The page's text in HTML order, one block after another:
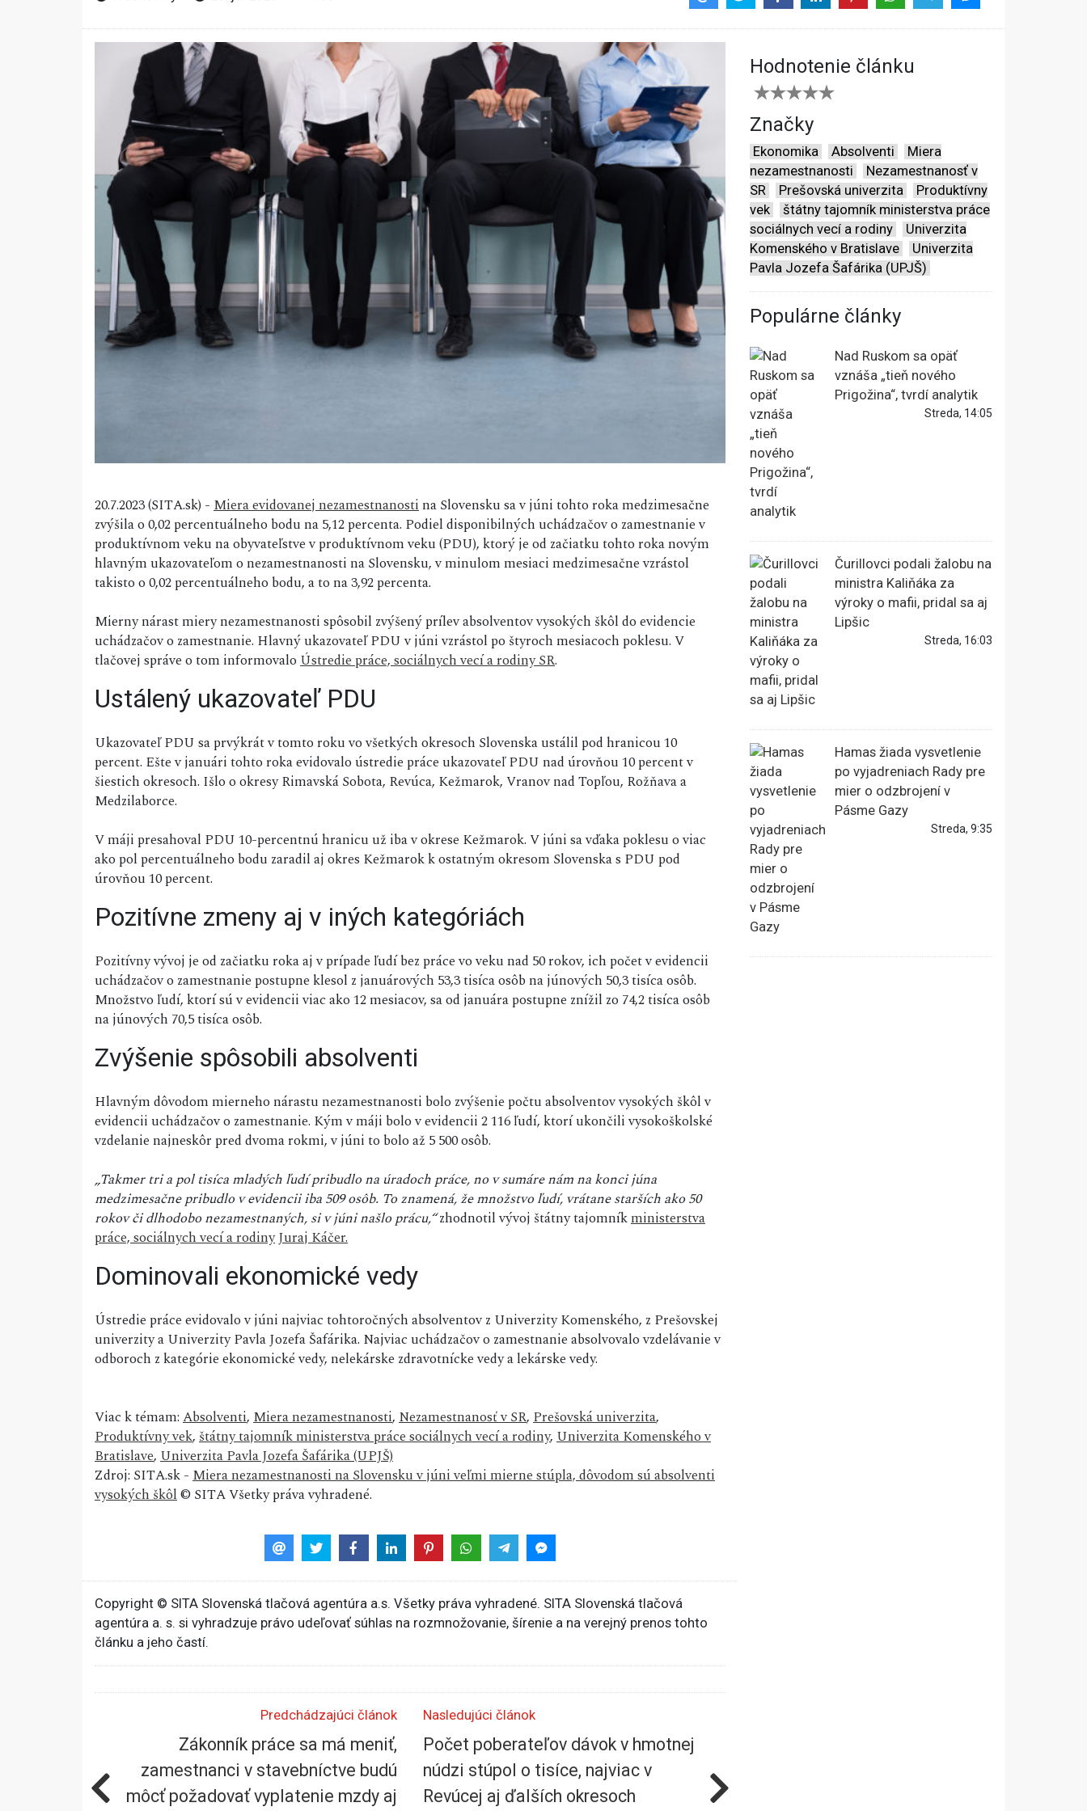
20.7.2023 (SITA.sk) -Miera evidovanej nezamestnanostina Slovensku sa v júni tohto roka medzimesačne
zvýšila o 0,02 percentuálneho bodu na 5,12 percenta. Podiel disponibilných uchádzačov o zamestnanie v
produktívnom veku na obyvateľstve v produktívnom veku (PDU), ktorý je od začiatku tohto roka novým
hlavným ukazovateľom o nezamestnanosti na Slovensku, v minulom mesiaci medzimesačne vzrástol
takisto o 0,02 percentuálneho bodu, a to na 3,92 percenta.
Mierny nárast miery nezamestnanosti spôsobil zvýšený prílev absolventov vysokých škôl do evidencie
uchádzačov o zamestnanie. Hlavný ukazovateľ PDU v júni vzrástol po štyroch mesiacoch poklesu. V
tlačovej správe o tom informovaloÚstredie práce, sociálnych vecí a rodiny SR.
Ustálený ukazovateľ PDU
Ukazovateľ PDU sa prvýkrát v tomto roku vo všetkých okresoch Slovenska ustálil pod hranicou 10
percent. Ešte v januári tohto roka evidovalo ústredie práce ukazovateľ PDU nad úrovňou 10 percent v
šiestich okresoch. Išlo o okresy Rimavská Sobota, Revúca, Kežmarok, Vranov nad Topľou, Rožňava a
Medzilaborce.
V máji presahoval PDU 10-percentnú hranicu už iba v okrese Kežmarok. V júni sa vďaka poklesu o viac
ako pol percentuálneho bodu zaradil aj okres Kežmarok k ostatným okresom Slovenska s PDU pod
úrovňou 10 percent.
Pozitívne zmeny aj v iných kategóriách
Pozitívny vývoj je od začiatku roka aj v prípade ľudí bez práce vo veku nad 50 rokov, ich počet v evidencii
uchádzačov o zamestnanie postupne klesol z januárových 53,3 tisíca osôb na júnových 50,3 tisíca osôb.
Množstvo ľudí, ktorí sú v evidencii viac ako 12 mesiacov, sa od januára postupne znížil zo 74,2 tisíca osôb
na júnových 70,5 tisíca osôb.
Zvýšenie spôsobili absolventi
Hlavným dôvodom mierneho nárastu nezamestnanosti bolo zvýšenie počtu absolventov vysokých škôl v
evidencii uchádzačov o zamestnanie. Kým v máji bolo v evidencii 2 116 ľudí, ktorí ukončili vysokoškolské
vzdelanie najneskôr pred dvoma rokmi, v júni to bolo až 5 500 osôb.
„Takmer tri a pol tisíca mladých ľudí pribudlo na úradoch práce, no v sumáre nám na konci júna
medzimesačne pribudlo v evidencii iba 509 osôb. To znamená, že množstvo ľudí, vrátane starších ako 50
rokov či dlhodobo nezamestnaných, si v júni našlo prácu,“zhodnotil vývoj štátny tajomníkministerstva
práce, sociálnych vecí a rodinyJuraj Káčer.
Dominovali ekonomické vedy
Ústredie práce evidovalo v júni najviac tohtoročných absolventov z Univerzity Komenského, z Prešovskej
univerzity a Univerzity Pavla Jozefa Šafárika. Najviac uchádzačov o zamestnanie absolvovalo vzdelávanie v
odboroch z kategórie ekonomické vedy, nelekárske zdravotnícke vedy a lekárske vedy.
Viac k témam:Absolventi,Miera nezamestnanosti,Nezamestnanosť v SR,Prešovská univerzita,
Produktívny vek,štátny tajomník ministerstva práce sociálnych vecí a rodiny,Univerzita Komenského v
Bratislave,Univerzita Pavla Jozefa Šafárika (UPJŠ)
Zdroj: SITA.sk -Miera nezamestnanosti na Slovensku v júni veľmi mierne stúpla, dôvodom sú absolventi
vysokých škôl© SITA Všetky práva vyhradené.
Hodnotenie článku
Značky
Ekonomika Absolventi
Miera
nezamestnanosti
Nezamestnanosť v
SR
Prešovská univerzita
Produktívny
vek
štátny tajomník ministerstva práce
sociálnych vecí a rodiny
Univerzita
Komenského v Bratislave
Univerzita
Pavla Jozefa Šafárika (UPJŠ)
Populárne články
Nad Ruskom sa opäť
vznáša „tieň nového
Prigožina“, tvrdí analytik
Streda, 14:05
Čurillovci podali žalobu na
ministra Kaliňáka za
výroky o mafii, pridal sa aj
Lipšic
Streda, 16:03
Hamas žiada vysvetlenie
po vyjadreniach Rady pre
mier o odzbrojení v
Pásme Gazy
Streda, 9:35
Copyright © SITA Slovenská tlačová agentúra a.s. Všetky práva vyhradené. SITA Slovenská tlačová
agentúra a. s. si vyhradzuje právo udeľovať súhlas na rozmnožovanie, šírenie a na verejný prenos tohto
článku a jeho častí.
Predchádzajúci článok
Zákonník práce sa má meniť,
zamestnanci v stavebníctve budú
môcť požadovať vyplatenie mzdy aj
Nasledujúci článok
Počet poberateľov dávok v hmotnej
núdzi stúpol o tisíce, najviac v
Revúcej aj ďalších okresoch